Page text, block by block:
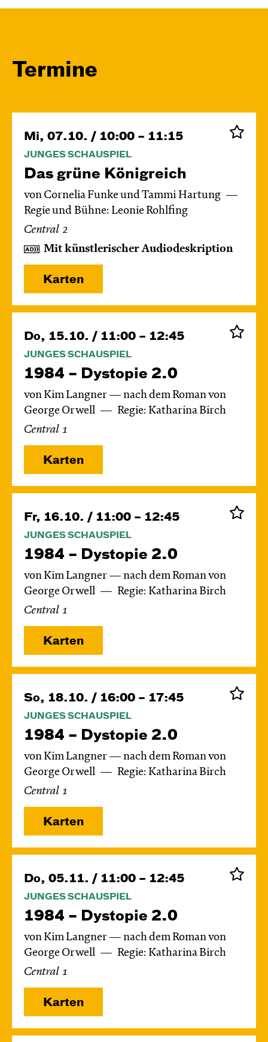
Termine
Mi, 07.10. / 10:00 – 11:15
JUNGES SCHAUSPIEL
Das grüne König­reich
von Cornelia Funke und Tammi Hartung
Regie und Bühne: Leonie Rohlfing
Central 2
Mit künstlerischer Audiodeskription
Karten
Do, 15.10. / 11:00 – 12:45
JUNGES SCHAUSPIEL
1984 – Dystopie 2.0
von Kim Langner — nach dem Roman von
George Orwell
Regie: Katharina Birch
Central 1
Karten
Fr, 16.10. / 11:00 – 12:45
JUNGES SCHAUSPIEL
1984 – Dystopie 2.0
von Kim Langner — nach dem Roman von
George Orwell
Regie: Katharina Birch
Central 1
Karten
So, 18.10. / 16:00 – 17:45
JUNGES SCHAUSPIEL
1984 – Dystopie 2.0
von Kim Langner — nach dem Roman von
George Orwell
Regie: Katharina Birch
Central 1
Karten
Do, 05.11. / 11:00 – 12:45
JUNGES SCHAUSPIEL
1984 – Dystopie 2.0
von Kim Langner — nach dem Roman von
George Orwell
Regie: Katharina Birch
Central 1
Karten